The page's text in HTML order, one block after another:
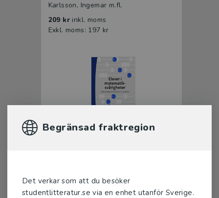
Begränsad fraktregion
Det verkar som att du besöker
studentlitteratur.se via en enhet utanför Sverige.
Karlsson, Ingemar m.fl.
209 kr inkl. moms
Exkl. moms: 197 kr
315 krinkl. moms
Exkl. moms: 297 kr